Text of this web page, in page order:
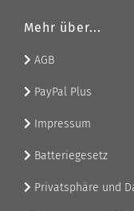
Mehr über...
AGB
PayPal Plus
Impressum
Batteriegesetz
Privatsphäre und